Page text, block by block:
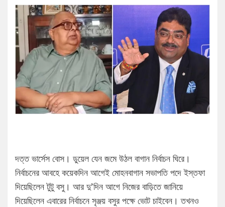
দত্ত ভার্সেস বোস। ডুয়েল যেন জমে উঠল বাগান নির্বাচন ঘিরে।
নির্বাচনের আবহে কয়েকদিন আগেই মোহনবাগান সভাপতি পদে ইস্তফা
দিয়েছিলেন টুটু বসু। আর দু’দিন আগে নিজের বাড়িতে জানিয়ে
দিয়েছিলেন এবারের নির্বাচনে সৃঞ্জয় বসুর পক্ষে ভোট চাইবেন। তখনও